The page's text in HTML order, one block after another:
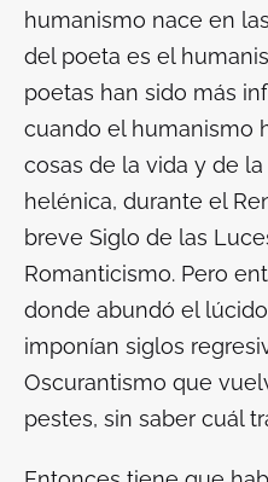
humanismo nace en
del poeta es el
poetas han sido más
cuando el humanismo
cosas de la vida y de
helénica, durante el
breve Siglo de las
Romanticismo. Pero
donde abundó el
imponían siglos
Oscurantismo que
pestes, sin saber cuál